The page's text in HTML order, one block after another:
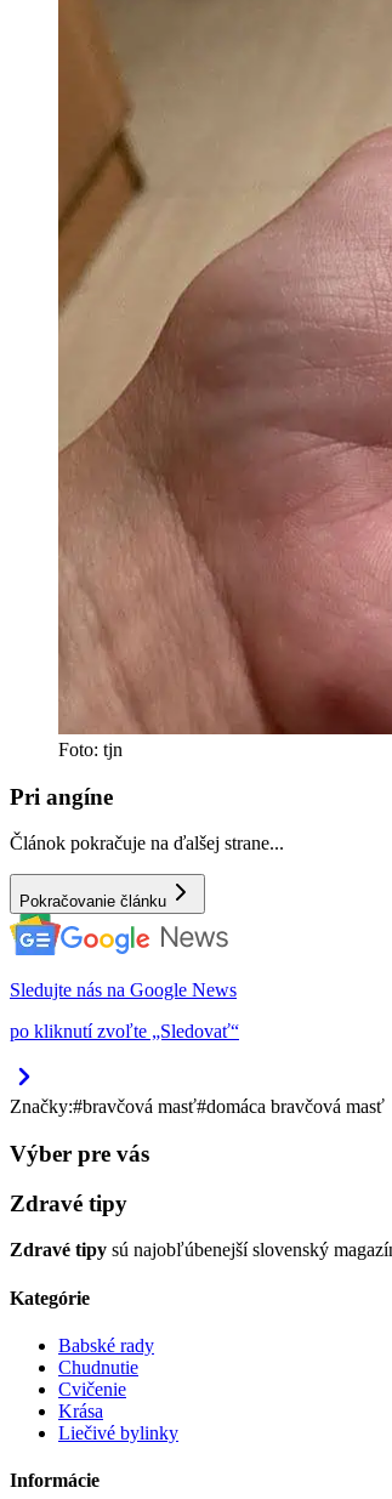
Foto: tjn
Pri angíne
Článok pokračuje na ďalšej strane...
Pokračovanie článku
Sledujte nás na Google News
po kliknutí zvoľte „Sledovať“
Značky:#bravčová masť#domáca bravčová masť
Výber pre vás
Zdravé tipy
Zdravé tipy sú najobľúbenejší slovenský
Kategórie
Babské rady
Chudnutie
Cvičenie
Krása
Liečivé bylinky
Informácie